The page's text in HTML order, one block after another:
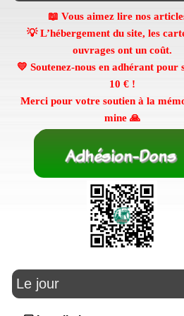
📖 Vous aimez lire nos
💡 L’hébergement du site, les
ouvrages ont un coût.
💛 Soutenez-nous en adhérant pour
10 €!
Merci pour votre soutien à la
mine 🙏
Le jour